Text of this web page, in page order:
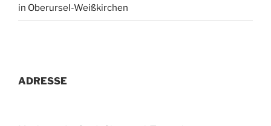
in Oberursel-Weißkirchen
ADRESSE